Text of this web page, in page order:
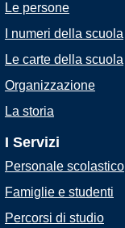
Le persone
I numeri della scuola
Le carte della scuola
Organizzazione
La storia
I Servizi
Personale scolastico
Famiglie e studenti
Percorsi di studio